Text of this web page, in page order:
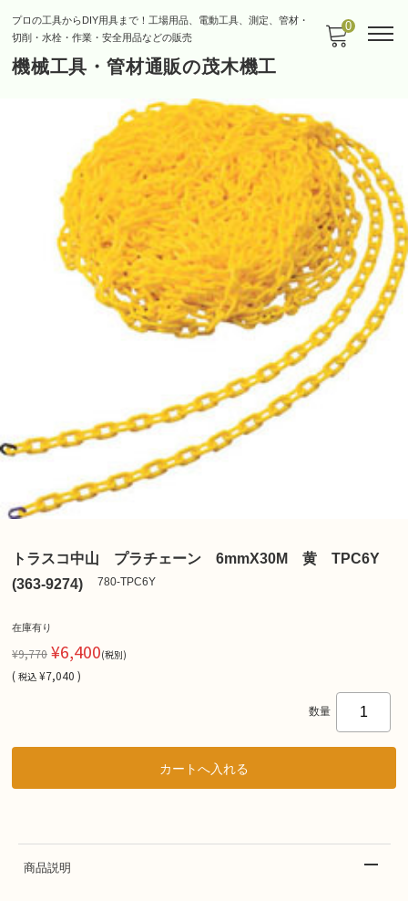
プロの工具からDIY用具まで！工場用品、電動工具、測定、管材・
切削・水栓・作業・安全用品などの販売
機械工具・管材通販の茂木機工
0
トラスコ中山 プラチェーン 6mmX30M 黄 TPC6Y
(363-9274)
780-TPC6Y
在庫有り
¥9,770 ¥6,400(税別)
( 税込 ¥7,040 )
数量
商品説明